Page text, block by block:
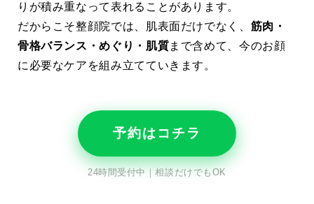
りが積み重なって表れることがあります。
だからこそ整顔院では、肌表面だけでなく、 筋肉・
骨格バランス・めぐり・肌質まで含めて、今のお顔
に必要なケアを組み立てていきます。
予約はコチラ
24時間受付中｜相談だけでもOK